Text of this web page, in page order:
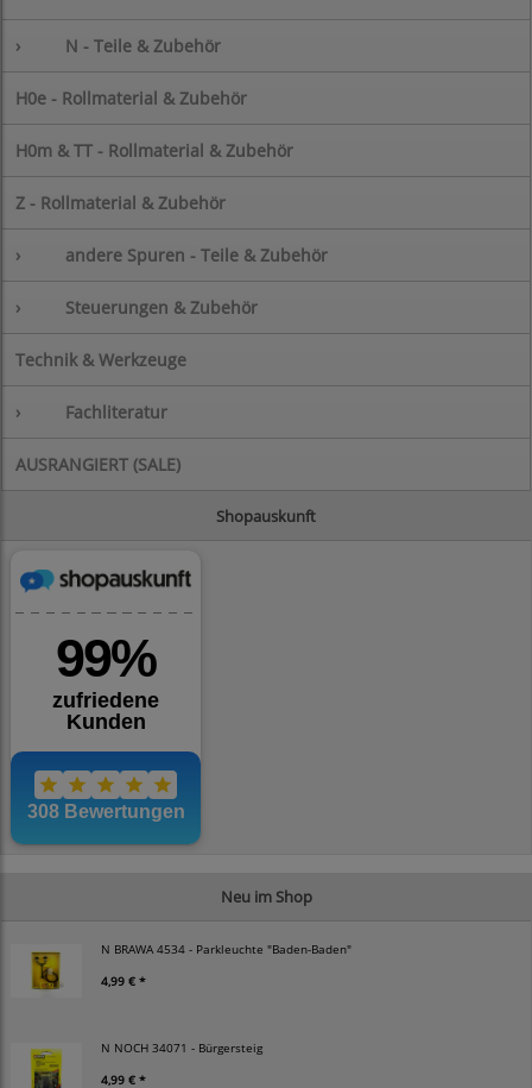
› N - Teile & Zubehör
H0e - Rollmaterial & Zubehör
H0m & TT - Rollmaterial & Zubehör
Z - Rollmaterial & Zubehör
› andere Spuren - Teile & Zubehör
› Steuerungen & Zubehör
Technik & Werkzeuge
› Fachliteratur
AUSRANGIERT (SALE)
Shopauskunft
Neu im Shop
N BRAWA 4534 - Parkleuchte "Baden-Baden"
4,99 € *
N NOCH 34071 - Bürgersteig
4,99 € *